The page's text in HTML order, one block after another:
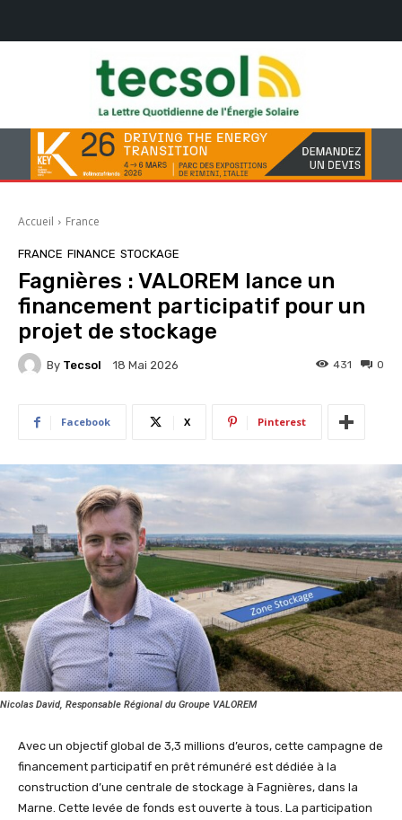
Accueil France
FRANCE FINANCE STOCKAGE
Fagnières : VALOREM lance un
financement participatif pour un
projet de stockage
By Tecsol 18 Mai 2026 0
431
Facebook X Pinterest
Nicolas David, Responsable Régional du Groupe VALOREM
Avec un objectif global de 3,3 millions d’euros, cette campagne de
financement participatif en prêt rémunéré est dédiée à la
construction d’une centrale de stockage à Fagnières, dans la
Marne. Cette levée de fonds est ouverte à tous. La participation